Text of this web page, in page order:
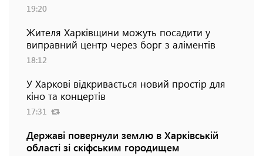
19:20
Жителя Харківщини можуть посадити у
виправний центр через борг з аліментів
18:12
У Харкові відкривається новий простір для
кіно та концертів
17:31
Державі повернули землю в Харківській
області зі скіфським городищем